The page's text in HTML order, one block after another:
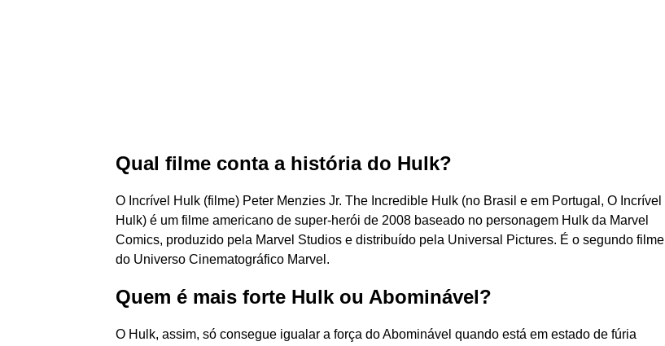
Qual filme conta a história do Hulk?
O Incrível Hulk (filme) Peter Menzies Jr. The Incredible Hulk (no Brasil e em Portugal, O Incrível
Hulk) é um filme americano de super-herói de 2008 baseado no personagem Hulk da Marvel
Comics, produzido pela Marvel Studios e distribuído pela Universal Pictures. É o segundo filme
do Universo Cinematográfico Marvel.
Quem é mais forte Hulk ou Abominável?
O Hulk, assim, só consegue igualar a força do Abominável quando está em estado de fúria